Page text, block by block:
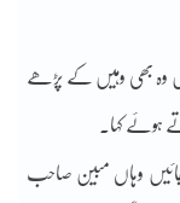
وہ بھی وہیں کے پڑھے
ہوئے کہا۔
جائیں وہاں مبین صاحب